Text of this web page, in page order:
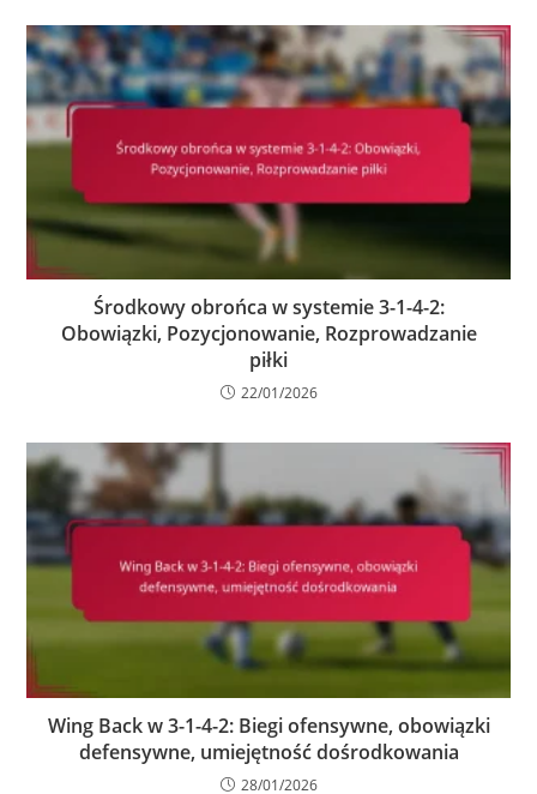
Środkowy obrońca w systemie 3-1-4-2:
Obowiązki, Pozycjonowanie, Rozprowadzanie
piłki
22/01/2026
Wing Back w 3-1-4-2: Biegi ofensywne, obowiązki
defensywne, umiejętność dośrodkowania
28/01/2026